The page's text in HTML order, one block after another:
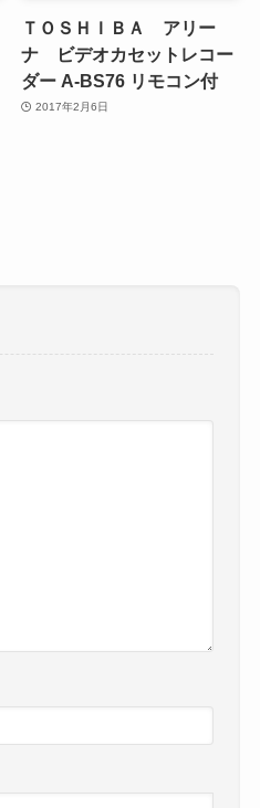
ＴＯＳＨＩＢＡ アリー
ナ ビデオカセットレコー
ダー A-BS76 リモコン付
2017年2月6日